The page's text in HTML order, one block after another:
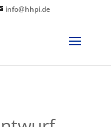
info@hhpi.de